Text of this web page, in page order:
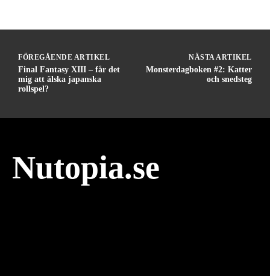
FÖREGÅENDE ARTIKEL
Final Fantasy XIII – får det
mig att älska japanska
rollspel?
NÄSTA ARTIKEL
Monsterdagboken #2: Katter
och snedsteg
Nutopia.se